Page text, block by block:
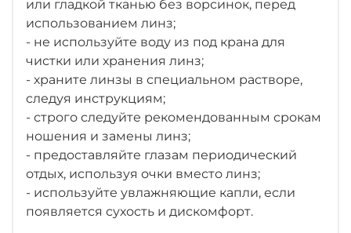
или гладкой тканью без ворсинок, перед
использованием линз;
- не используйте воду из под крана для
чистки или хранения линз;
- храните линзы в специальном растворе,
следуя инструкциям;
- строго следуйте рекомендованным срокам
ношения и замены линз;
- предоставляйте глазам периодический
отдых, используя очки вместо линз;
- используйте увлажняющие капли, если
появляется сухость и дискомфорт.